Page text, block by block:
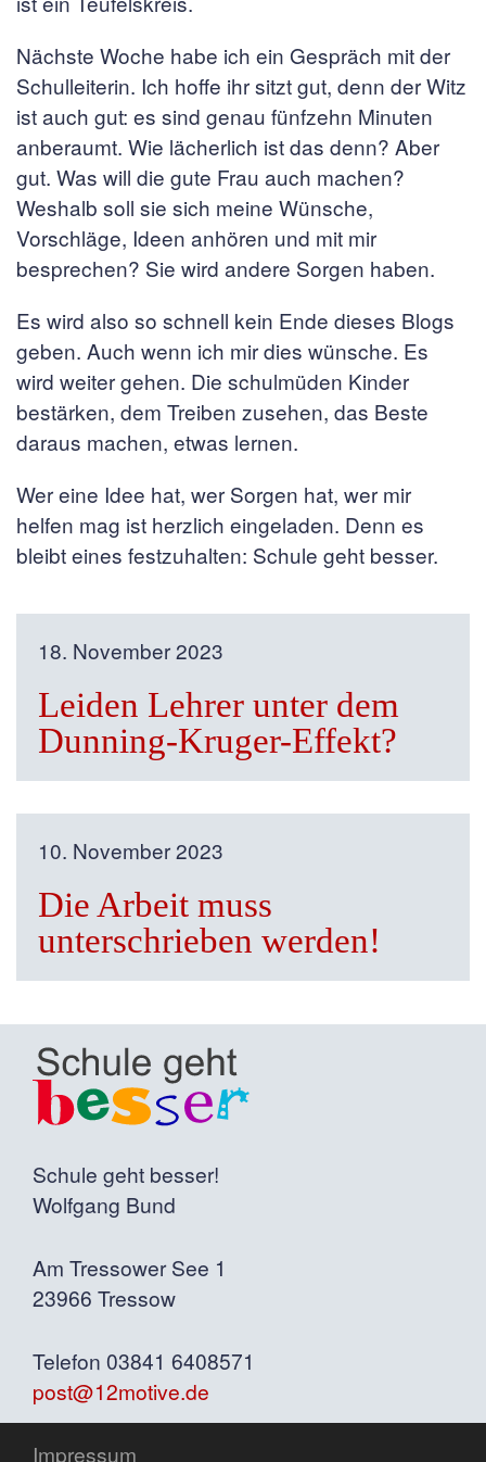
Nächste Woche habe ich ein Gespräch mit der
Schulleiterin. Ich hoffe ihr sitzt gut, denn der Witz
ist auch gut: es sind genau fünfzehn Minuten
anberaumt. Wie lächerlich ist das denn? Aber
gut. Was will die gute Frau auch machen?
Weshalb soll sie sich meine Wünsche,
Vorschläge, Ideen anhören und mit mir
besprechen? Sie wird andere Sorgen haben.
Es wird also so schnell kein Ende dieses Blogs
geben. Auch wenn ich mir dies wünsche. Es
wird weiter gehen. Die schulmüden Kinder
bestärken, dem Treiben zusehen, das Beste
daraus machen, etwas lernen.
Wer eine Idee hat, wer Sorgen hat, wer mir
helfen mag ist herzlich eingeladen. Denn es
bleibt eines festzuhalten: Schule geht besser.
18. November 2023
Leiden Lehrer unter dem
Dunning-Kruger-Effekt?
10. November 2023
Die Arbeit muss
unterschrieben werden!
Schule geht besser!
Wolfgang Bund
Am Tressower See 1
23966 Tressow
Telefon 03841 6408571
post@12motive.de
Impressum